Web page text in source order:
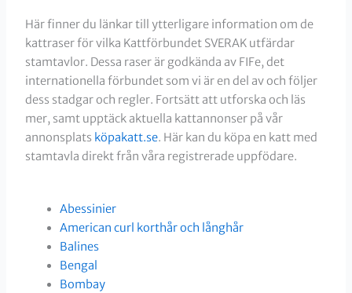
Här finner du länkar till ytterligare information om de
kattraser för vilka Kattförbundet SVERAK utfärdar
stamtavlor. Dessa raser är godkända av FIFe, det
internationella förbundet som vi är en del av och följer
dess stadgar och regler. Fortsätt att utforska och läs
mer, samt upptäck aktuella kattannonser på vår
annonsplats köpakatt.se. Här kan du köpa en katt med
stamtavla direkt från våra registrerade uppfödare.
Abessinier
American curl korthår och långhår
Balines
Bengal
Bombay